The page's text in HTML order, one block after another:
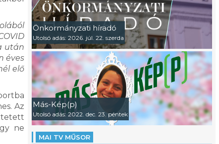
után
éves
elő
Az
ne
Önkormányzati híradó
Utolsó adás: 2026. júl. 22. szerda
Más-Kép(p)
Utolsó adás: 2022. dec. 23. péntek
MAI TV MŰSOR